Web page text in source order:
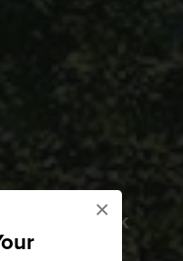
×
untuk